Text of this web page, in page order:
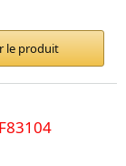
le produit